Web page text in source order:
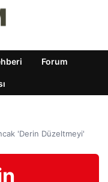
Forum
'Derin Düzeltmeyi'